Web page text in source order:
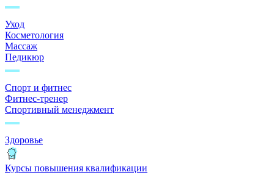
Уход
Косметология
Массаж
Педикюр
Спорт и фитнес
Фитнес-тренер
Спортивный менеджмент
Здоровье
Курсы повышения квалификации